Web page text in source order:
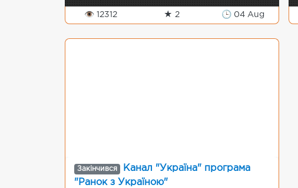
👁 12312 ★ 2 🕒 04 Aug
Закінчився
Канал "Україна" програма
"Ранок з Україною"